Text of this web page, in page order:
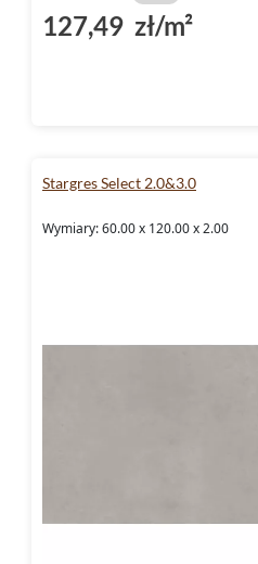
127,49 zł/m²
Stargres Select 2.0&3.0
Wymiary: 60.00 x 120.00 x 2.00